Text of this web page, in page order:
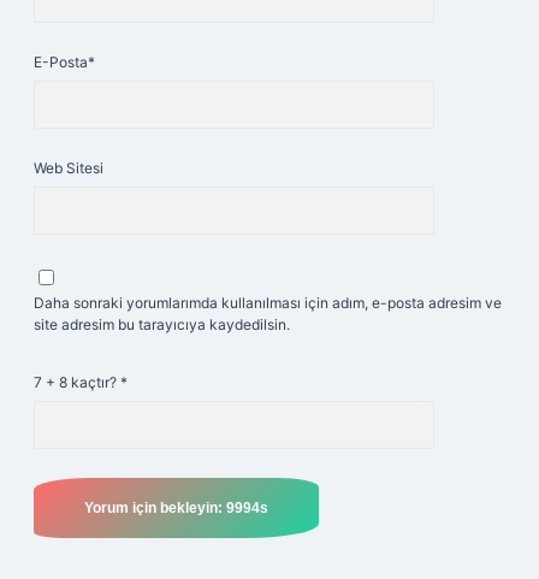
E-Posta*
Web Sitesi
Daha sonraki yorumlarımda kullanılması için adım, e-posta adresim ve
site adresim bu tarayıcıya kaydedilsin.
7 + 8 kaçtır? *